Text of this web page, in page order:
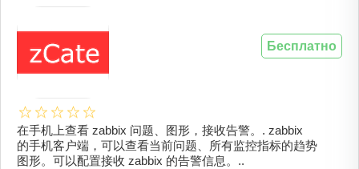
在手机上查看 zabbix 问题、图形，接收告警。. zabbix
的手机客户端，可以查看当前问题、所有监控指标的趋势
图形。可以配置接收 zabbix 的告警信息。..
Бесплатно